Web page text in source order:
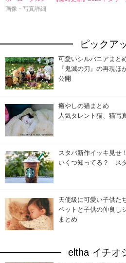
画像・写真詳細
ピックア
可愛いシルバニアまと
『鬼滅の刃』の再現ほ
公開
癒やしの猫まとめ
人気タレント猫、猫写
スタバ新作イッキ見せ！
いくつ知ってる？ ス
天使級に可愛い子供た
ペットと子供の仲良し
まとめ
eltha イチオ